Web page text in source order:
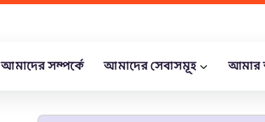
আমাদের সম্পর্কে আমাদের সেবাসমূহ আমার